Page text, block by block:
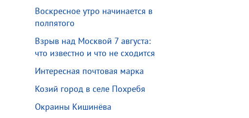
Воскресное утро начинается в
полпятого
Взрыв над Москвой 7 августа:
что известно и что не сходится
Интересная почтовая марка
Козий город в селе Похребя
Окраины Кишинёва